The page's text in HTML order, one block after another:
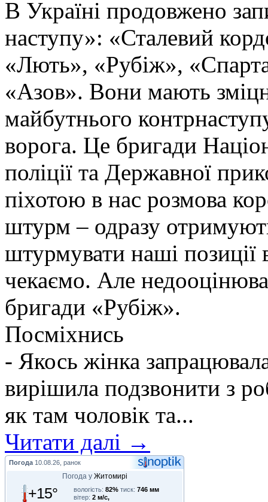
В Україні продовжено
наступу»: «Сталевий
«Лють», «Рубіж»,
«Азов». Вони мають
майбутнього
ворога. Це бригади
поліції та Державної
піхотою в нас розмова
штурм – одразу
штурмувати наші позиції
чекаємо. Але
бригади «Рубіж».
Посміхнись
- Якось жінка
вирішила подзвонити з
як там чоловік та...
Читати далі →
Погода 10.08.26, ранок
Погода у Житомирі
+15° вологість: 82% тиск: 746 мм
вітер: 2 м/с,